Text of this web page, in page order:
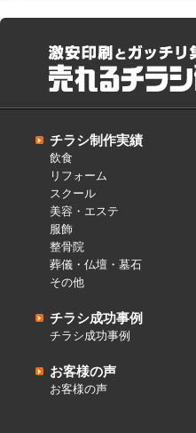
チラシ制作実績
飲食
リフォーム
スクール
美容・エステ
服飾
整骨院
葬儀・仏壇・墓石
その他
チラシ成功事例
チラシ成功事例
お客様の声
お客様の声